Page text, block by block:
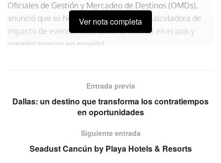
Oficiales de Gestión y Mercadeo de Destinos (OMDs),
anunció que su herramienta premier, la calculadora de
impacto de eventos (CIE) lanza su versión en el país y
completamente en español.
poderosa herramienta que que
además de calcular los datos de la
derrama económica directa, calcula
el impacto en impuestos y empleos
directos e indirectos. Es fabuloso
Ver nota completa
Entrada previa
Dallas: un destino que transforma los contratiempos
en oportunidades
Siguiente entrada
Seadust Cancún by Playa Hotels & Resorts